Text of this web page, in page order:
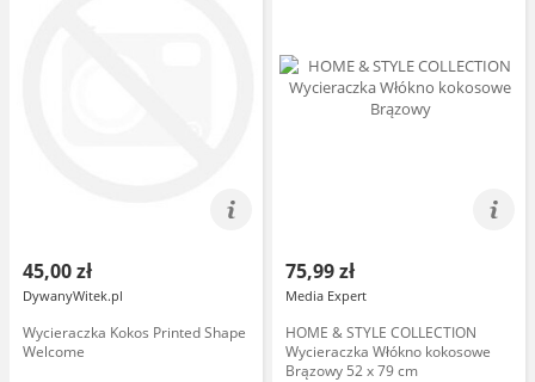
45,00 zł
DywanyWitek.pl
Wycieraczka Kokos Printed Shape
Welcome
75,99 zł
Media Expert
HOME & STYLE COLLECTION
Wycieraczka Włókno kokosowe
Brązowy 52 x 79 cm